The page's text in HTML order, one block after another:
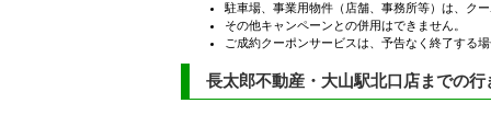
駐車場、事業用物件（店舗、事務所等）は、ク
その他キャンペーンとの併用はできません。
ご成約クーポンサービスは、予告なく終了する
長太郎不動産・大山駅北口店までの行